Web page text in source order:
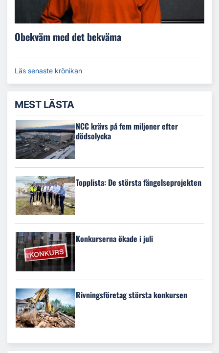
Obekväm med det bekväma
Läs senaste krönikan
MEST LÄSTA
NCC krävs på fem miljoner efter
dödsolycka
Topplista: De största fängelseprojekten
Konkurserna ökade i juli
Rivningsföretag största konkursen